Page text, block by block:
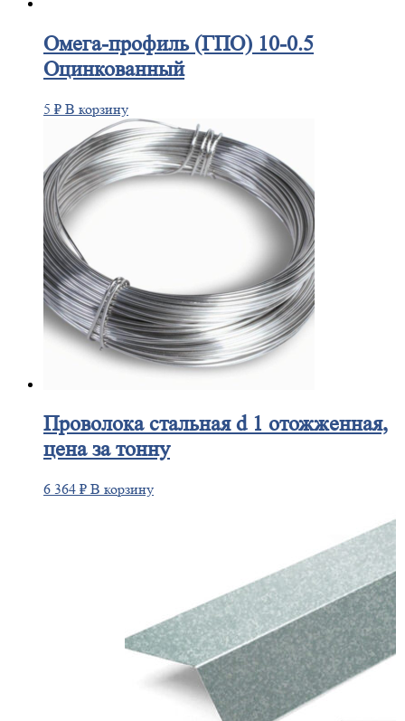
Омега-профиль(ГПО) 10-0.5
Оцинкованный
5 ₽ В корзину
Проволокастальная d 1 отожженная,
цена за тонну
6 364 ₽ В корзину